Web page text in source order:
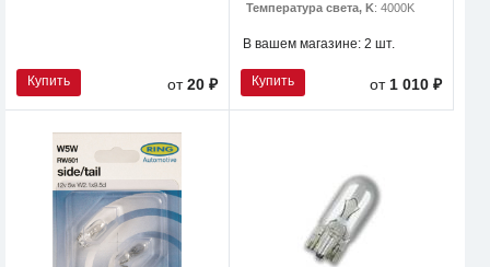
Купить от20 ₽
Температура света, K: 4000K
В вашем магазине: 2 шт.
Купить от 1 010 ₽